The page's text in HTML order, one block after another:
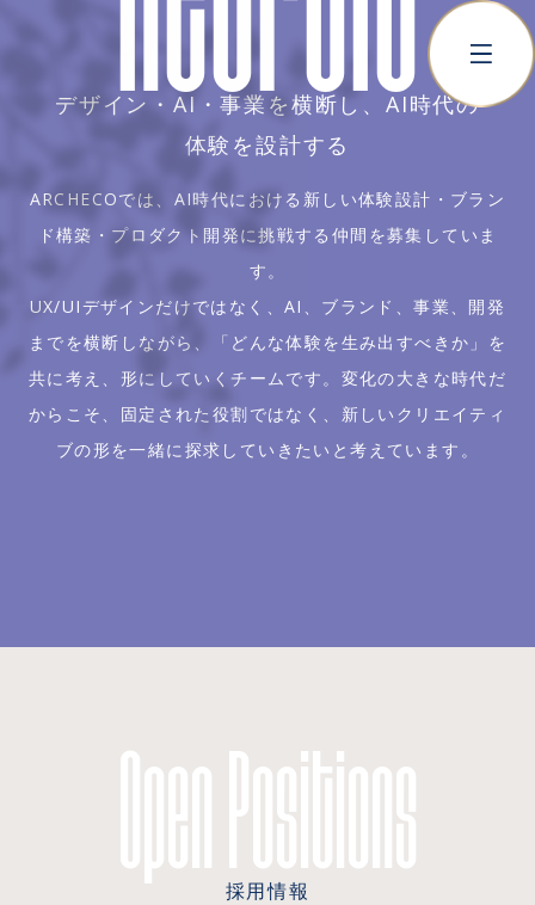
デザイン・AI・事業を横断し、AI時代の
体験を設計する
ARCHECOでは、AI時代における新しい体験設計・ブラン
ド構築・プロダクト開発に挑戦する仲間を募集していま
す。
UX/UIデザインだけではなく、AI、ブランド、事業、開発
までを横断しながら、「どんな体験を生み出すべきか」を
共に考え、形にしていくチームです。変化の大きな時代だ
からこそ、固定された役割ではなく、新しいクリエイティ
ブの形を一緒に探求していきたいと考えています。
Open Positions
採用情報